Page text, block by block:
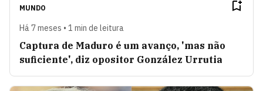
MUNDO
Há 7 meses • 1 min de leitura
Captura de Maduro é um avanço, 'mas não
suficiente', diz opositor González Urrutia